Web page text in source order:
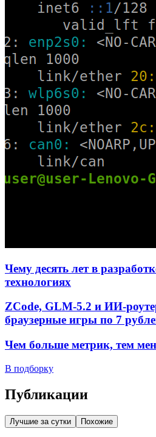
Чему десять лет в
технологиях
ZCode, GLM-5.2 и ИИ-
браузерные игры по 7
Чем больше метрик, тем
В подборку
Публикации
Лучшие за сутки Похожие